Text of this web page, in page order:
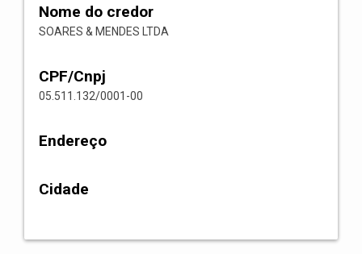
Nome do credor
SOARES & MENDES LTDA
CPF/Cnpj
05.511.132/0001-00
Endereço
Cidade